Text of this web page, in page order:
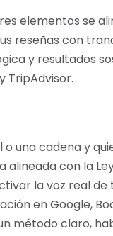
elementos se
reseñas con
y resultados
TripAdvisor.
o una cadena y
alineada con la
la voz real de
en Google,
método claro,